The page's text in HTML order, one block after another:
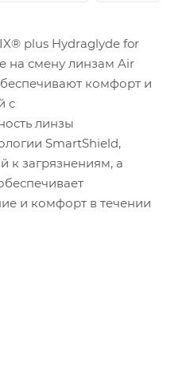
plus Hydraglyde for
смену линзам Air
комфорт и
с
линзы
SmartShield,
к загрязнениям, а
и комфорт в течении